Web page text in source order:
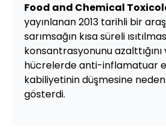
Food and Chemical
yayınlanan 2013 tarihli bir
sarımsağın kısa süreli
konsantrasyonunu
hücrelerde anti-inflamatuar
kabiliyetinin düşmesine
gösterdi.